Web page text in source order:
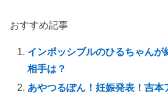
おすすめ記事
インポッシブルのひるちゃんが
相手は？
あやつるぽん！妊娠発表！吉本